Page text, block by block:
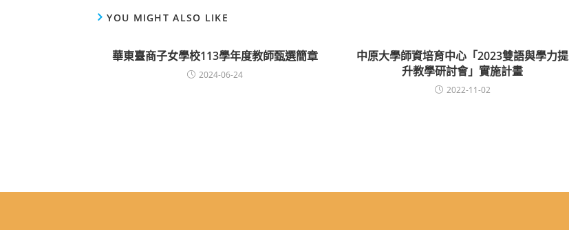
YOU MIGHT ALSO LIKE
華東臺商子女學校113學年度教師甄選簡章
2024-06-24
中原大學師資培育中心「2023雙語與學力提
升教學研討會」實施計畫
2022-11-02